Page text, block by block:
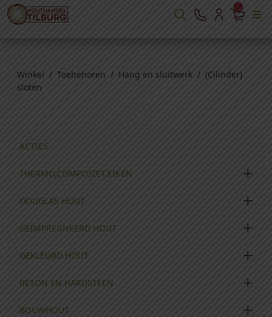
Winkel / Toebehoren / Hang en sluitwerk / (Cilinder)
sloten
ACTIES
THERMO,COMPOSIET,EIKEN
DOUGLAS HOUT
GEÏMPREGNEERD HOUT
GEKLEURD HOUT
BETON EN HARDSTEEN
BOUWHOUT